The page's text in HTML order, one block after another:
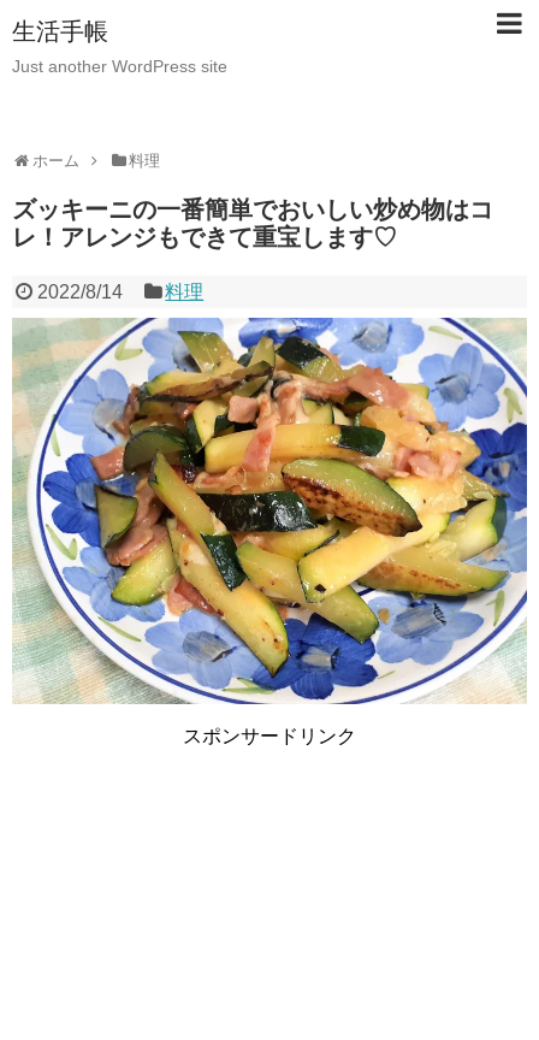
生活手帳
Just another WordPress site
ホーム 料理
ズッキーニの一番簡単でおいしい炒め物はコ
レ！アレンジもできて重宝します♡
2022/8/14 料理
スポンサードリンク